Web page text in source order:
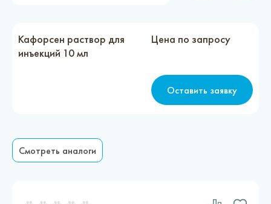
Контакты
Кафорсен раствор для
инъекций 10 мл
Цена по запросу
Оставить заявку
Смотреть аналоги